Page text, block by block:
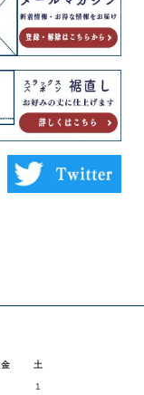
金 土
1